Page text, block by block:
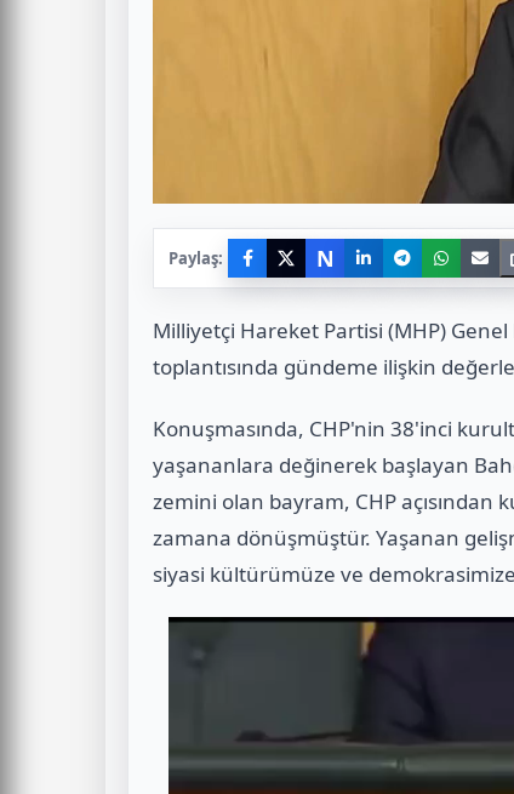
Paylaş: N
Milliyetçi Hareket Partisi (MHP)
toplantısında gündeme ilişkin
Konuşmasında, CHP'nin 38'inci
yaşananlara değinerek başlayan
zemini olan bayram, CHP
zamana dönüşmüştür. Yaşanan
siyasi kültürümüze ve